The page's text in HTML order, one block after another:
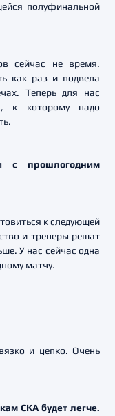
полуфинальной
сейчас не время.
как раз и подвела
Теперь для нас
к которому надо
с прошлогодним
к следующей
и тренеры решат
У нас сейчас одна
матчу.
и цепко. Очень
СКА будет легче.